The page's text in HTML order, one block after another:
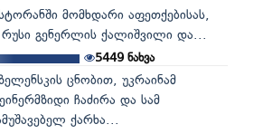
მომხდარი აფეთქებისას,
გენერლის ქალიშვილი და...
5449 ნახვა
ცნობით, უკრაინამ
ჩაძირა და სამ
ქარხა...